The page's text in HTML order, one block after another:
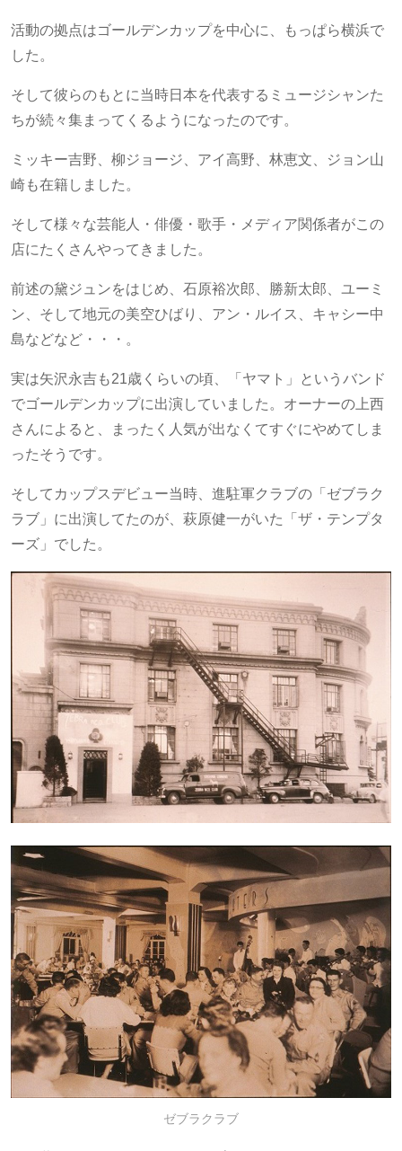
活動の拠点はゴールデンカップを中心に、もっぱら横浜で
した。
そして彼らのもとに当時日本を代表するミュージシャンた
ちが続々集まってくるようになったのです。
ミッキー吉野、柳ジョージ、アイ高野、林恵文、ジョン山
崎も在籍しました。
そして様々な芸能人・俳優・歌手・メディア関係者がこの
店にたくさんやってきました。
前述の黛ジュンをはじめ、石原裕次郎、勝新太郎、ユーミ
ン、そして地元の美空ひばり、アン・ルイス、キャシー中
島などなど・・・。
実は矢沢永吉も21歳くらいの頃、「ヤマト」というバンド
でゴールデンカップに出演していました。オーナーの上西
さんによると、まったく人気が出なくてすぐにやめてしま
ったそうです。
そしてカップスデビュー当時、進駐軍クラブの「ゼブラク
ラブ」に出演してたのが、萩原健一がいた「ザ・テンプタ
ーズ」でした。
ゼブラクラブ